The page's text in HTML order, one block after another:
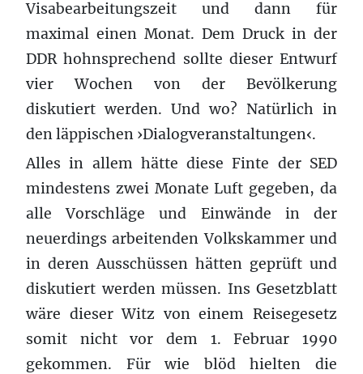
Visabearbeitungszeit und dann für
maximal einen Monat. Dem Druck in der
DDR hohnsprechend sollte dieser Entwurf
vier Wochen von der Bevölkerung
diskutiert werden. Und wo? Natürlich in
den läppischen ›Dialogveranstaltungen‹.
Alles in allem hätte diese Finte der SED
mindestens zwei Monate Luft gegeben, da
alle Vorschläge und Einwände in der
neuerdings arbeitenden Volkskammer und
in deren Ausschüssen hätten geprüft und
diskutiert werden müssen. Ins Gesetzblatt
wäre dieser Witz von einem Reisegesetz
somit nicht vor dem 1. Februar 1990
gekommen. Für wie blöd hielten die